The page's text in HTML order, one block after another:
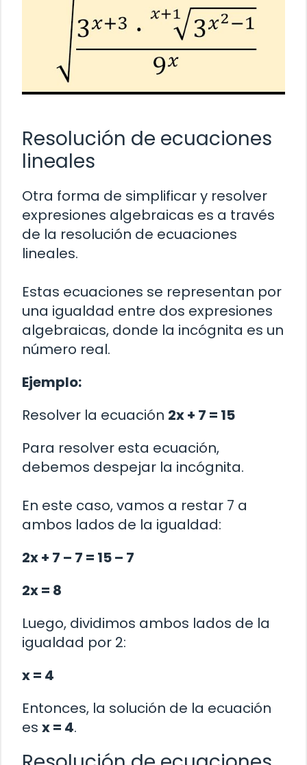
Resolución de ecuaciones
lineales
Otra forma de simplificar y resolver
expresiones algebraicas es a través
de la resolución de ecuaciones
lineales.
Estas ecuaciones se representan por
una igualdad entre dos expresiones
algebraicas, donde la incógnita es un
número real.
Ejemplo:
Resolver la ecuación 2x + 7 = 15
Para resolver esta ecuación,
debemos despejar la incógnita.
En este caso, vamos a restar 7 a
ambos lados de la igualdad:
2x + 7 – 7 = 15 – 7
2x = 8
Luego, dividimos ambos lados de la
igualdad por 2:
x = 4
Entonces, la solución de la ecuación
es x = 4.